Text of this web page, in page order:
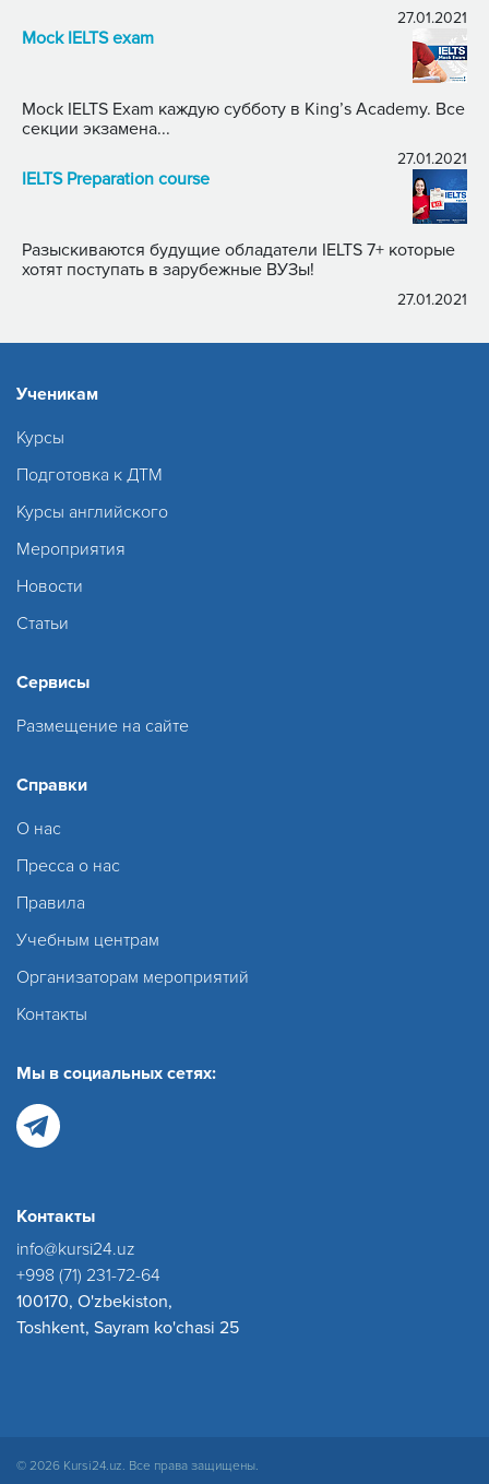
27.01.2021
Mock IELTS exam
Mock IELTS Exam каждую субботу в King’s Academy. Все
секции экзамена...
27.01.2021
IELTS Preparation course
Разыскиваются будущие обладатели IELTS 7+ которые
хотят поступать в зарубежные ВУЗы!
27.01.2021
Ученикам
Курсы
Подготовка к ДТМ
Курсы английского
Мероприятия
Новости
Статьи
Сервисы
Размещение на сайте
Справки
О нас
Пресса о нас
Правила
Учебным центрам
Организаторам мероприятий
Контакты
Мы в социальных сетях:
Контакты
info@kursi24.uz
+998 (71) 231-72-64
100170, O'zbekiston,
Toshkent, Sayram ko'chasi 25
© 2026 Kursi24.uz. Все права защищены.